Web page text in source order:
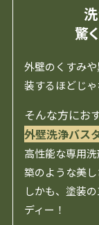
驚
外壁のくすみ
装するほどじ
そんな方にお
外壁洗浄バス
高性能な専用
築のような美し
しかも、塗装
ディー！